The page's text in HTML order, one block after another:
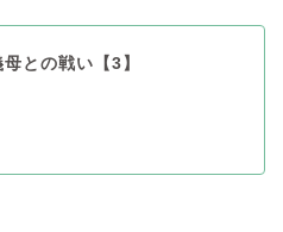
母との戦い【3】